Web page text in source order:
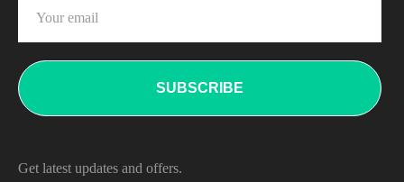
Get latest updates and offers.